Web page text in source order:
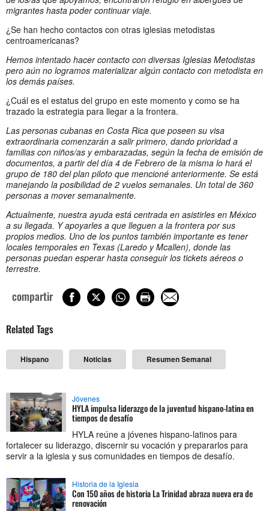
migrantes hasta poder continuar viaje.
¿Se han hecho contactos con otras iglesias metodistas
centroamericanas?
Hemos intentado hacer contacto con diversas Iglesias Metodistas
pero aún no logramos materializar algún contacto con metodista en
los demás países.
¿Cuál es el estatus del grupo en este momento y como se ha
trazado la estrategia para llegar a la frontera.
Las personas cubanas en Costa Rica que poseen su visa
extraordinaria comenzarán a salir primero, dando prioridad a
familias con niños/as y embarazadas, según la fecha de emisión de
documentos, a partir del día 4 de Febrero de la misma lo hará el
grupo de 180 del plan piloto que mencioné anteriormente. Se está
manejando la posibilidad de 2 vuelos semanales. Un total de 360
personas a mover semanalmente.
Actualmente, nuestra ayuda está centrada en asistirles en México
a su llegada. Y apoyarles a que lleguen a la frontera por sus
propios medios. Uno de los puntos también importante es tener
locales temporales en Texas (Laredo y Mcallen), donde las
personas puedan esperar hasta conseguir los tickets aéreos o
terrestre.
compartir
Related Tags
Hispano Noticias Resumen Semanal
Jóvenes
HYLA impulsa liderazgo de la juventud hispano-latina en
tiempos de desafío
HYLA reúne a jóvenes hispano-latinos para
fortalecer su liderazgo, discernir su vocación y prepararlos para
servir a la iglesia y sus comunidades en tiempos de desafío.
Historia de la Iglesia
Con 150 años de historia La Trinidad abraza nueva era de
renovación